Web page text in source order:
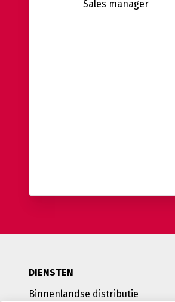
Sales manager
DIENSTEN
Binnenlandse distributie